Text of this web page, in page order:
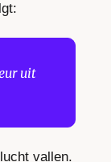
uit
vallen.